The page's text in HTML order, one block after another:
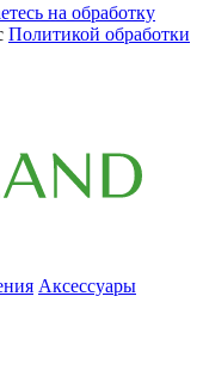
на обработку
Политикой обработки
Аксессуары